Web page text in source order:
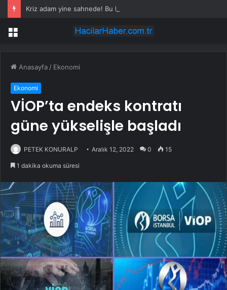
Menü
Anasayfa / Ekonomi
Ekonomi
VİOP’ta endeks kontratı
güne yükselişle başladı
PETEK KONURALP Aralık 12, 2022 0 15
1 dakika okuma süresi